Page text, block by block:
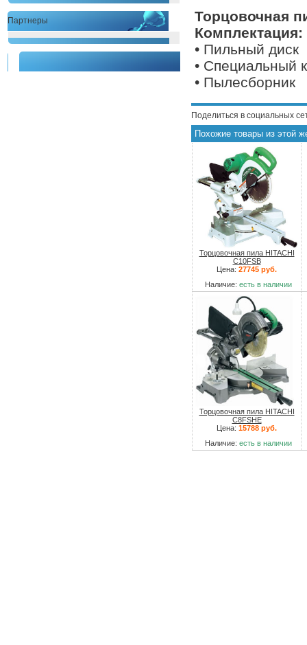
Партнеры
Торцовочная
Комплектация:
• Пильный диск
• Специальный
• Пылесборник
Поделиться в социальных
Похожие товары из этой
Торцовочная пила HITACHI
C10FSB
Цена: 27745 руб.
Наличие: есть в наличии
Торцовочная пила HITACHI
C8FSHE
Цена: 15788 руб.
Наличие: есть в наличии